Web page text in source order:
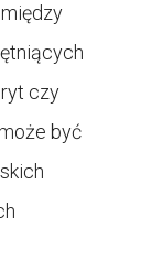
czy
być